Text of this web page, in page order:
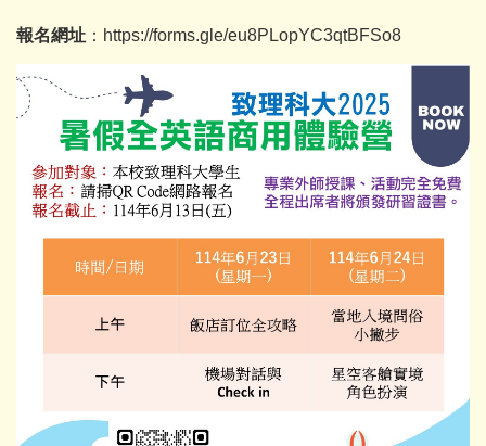
報名網址 ：https://forms.gle/eu8PLopYC3qtBFSo8